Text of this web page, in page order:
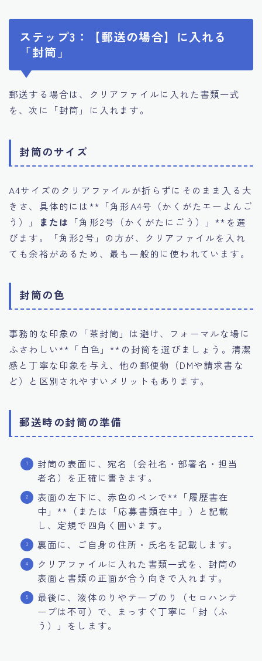
ステップ3：【郵送の場合】に入れる
「封筒」
郵送する場合は、クリアファイルに入れた書類一式
を、次に「封筒」に入れます。
封筒のサイズ
A4サイズのクリアファイルが折らずにそのまま入る大
きさ、具体的には**「角形A4号（かくがたエーよんご
う）」
または 「角形2号（かくがたにごう）」**を選
びます。「角形2号」の方が、クリアファイルを入れ
ても余裕があるため、最も一般的に使われています。
封筒の色
事務的な印象の「茶封筒」は避け、フォーマルな場に
ふさわしい**「白色」**の封筒を選びましょう。清潔
感と丁寧な印象を与え、他の郵便物（DMや請求書な
ど）と区別されやすいメリットもあります。
郵送時の封筒の準備
封筒の表面に、宛名（会社名・部署名・担当
者名）を正確に書きます。
表面の左下に、赤色のペンで**「履歴書在
中」**（または「応募書類在中」）と記載
し、定規で四角く囲います。
裏面に、ご自身の住所・氏名を記載します。
クリアファイルに入れた書類一式を、封筒の
表面と書類の正面が合う向きで入れます。
最後に、液体のりやテープのり（セロハンテ
ープは不可）で、まっすぐ丁寧に「封（ふ
う）」をします。